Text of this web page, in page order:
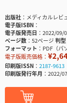
出版社
メディカルレビ
電子版ISBN
電子版発売日
2022/09/
ページ数
52ページ判型
フォーマット
PDF（パ
電子版販売価格：
印刷版ISSN
2187-9613
印刷版発行年月
2022/07